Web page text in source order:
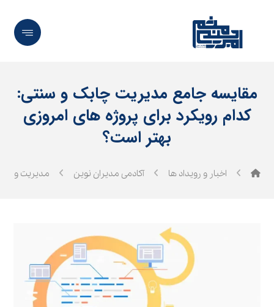
مقایسه جامع مدیریت چابک و سنتی:
کدام رویکرد برای پروژه‌ های امروزی
بهتر است؟
اخبار و رویداد ها آکادمی مدیران نوین مدیریت و